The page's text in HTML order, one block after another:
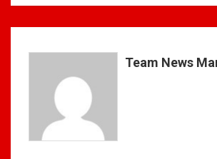
at
A
p
p
ce
o
o
k
ar
Team News